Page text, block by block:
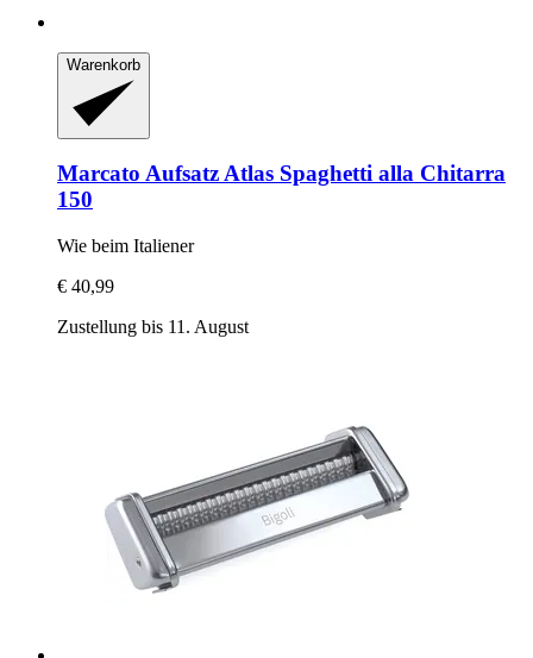
Warenkorb
Marcato Aufsatz Atlas Spaghetti alla Chitarra
150
Wie beim Italiener
€ 40,99
Zustellung bis 11. August